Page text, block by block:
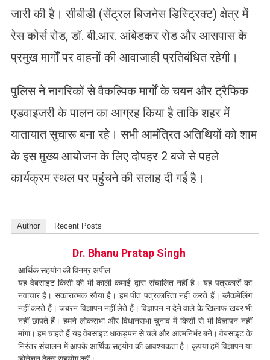
जारी की है। सीबीडी (सेंट्रल बिजनेस डिस्ट्रिक्ट) क्षेत्र में
रेस कोर्स रोड, डॉ. बी.आर. आंबेडकर रोड और आसपास के
प्रमुख मार्गों पर वाहनों की आवाजाही प्रतिबंधित रहेगी।
पुलिस ने नागरिकों से वैकल्पिक मार्गों के चयन और ट्रैफिक
एडवाइजरी के पालन का आग्रह किया है ताकि शहर में
यातायात सुचारू बना रहे। सभी आमंत्रित अतिथियों को शाम
के इस मुख्य आयोजन के लिए दोपहर 2 बजे से पहले
कार्यक्रम स्थल पर पहुंचने की सलाह दी गई है।
Author Recent Posts
Dr. Bhanu Pratap Singh
आर्थिक सहयोग की विनम्र अपील
यह वेबसाइट किसी की भी काली कमाई द्वारा संचालित नहीं है। यह पत्रकारों का
नवाचार है। सकारात्मक रवैया है। हम पीत पत्रकारिता नहीं करते हैं। ब्लैकमेलिंग
नहीं करते हैं। जबरन विज्ञापन नहीं लेते हैं। विज्ञापन न देने वाले के खिलाफ खबर भी
नहीं छापते हैं। हमने लोकसभा और विधानसभा चुनाव में किसी से भी विज्ञापन नहीं
मांगा। हम चाहते हैं यह वेबसाइट धाकड़पन से चले और आत्मनिर्भर बने। वेबसाइट के
निरंतर संचालन में आपके आर्थिक सहयोग की आवश्यकता है। कृपया हमें विज्ञापन या